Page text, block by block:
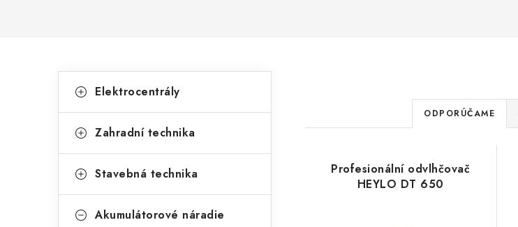
o
n
ý
kategórie
a
e
ó
Elektrocentrály
Zahradní technika
Stavebná technika
Akumulátorové náradie
R
a
d
e
ODPORÚČAME
Profesionální odvlhčovač
HEYLO DT 650